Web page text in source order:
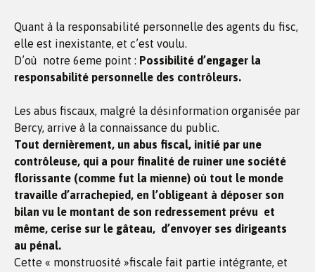
Quant à la responsabilité personnelle des agents du fisc,
elle est inexistante, et c’est voulu.
D’où notre 6eme point : Possibilité d’engager la
responsabilité personnelle des contrôleurs.
Les abus fiscaux, malgré la désinformation organisée par
Bercy, arrive à la connaissance du public.
Tout dernièrement, un abus fiscal, initié par une
contrôleuse, qui a pour finalité de ruiner une société
florissante (comme fut la mienne) où tout le monde
travaille d’arrachepied, en l’obligeant à déposer son
bilan vu le montant de son redressement prévu et
même, cerise sur le gâteau, d’envoyer ses dirigeants
au pénal.
Cette « monstruosité »fiscale fait partie intégrante, et